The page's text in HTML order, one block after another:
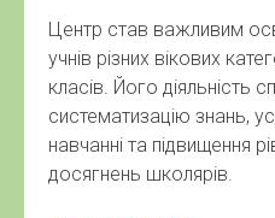
Центр став важливим
учнів різних вікових
класів. Його діяльність
систематизацію знань,
навчанні та підвищення
досягнень школярів.